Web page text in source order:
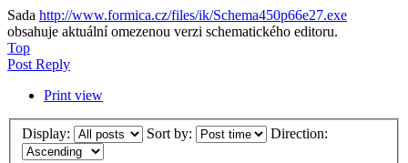
Sada http://www.formica.cz/files/ik/Schema450p66e27.exe
obsahuje aktuální omezenou verzi schematického editoru.
Top
Post Reply
Print view
Display: Sort by: Direction: